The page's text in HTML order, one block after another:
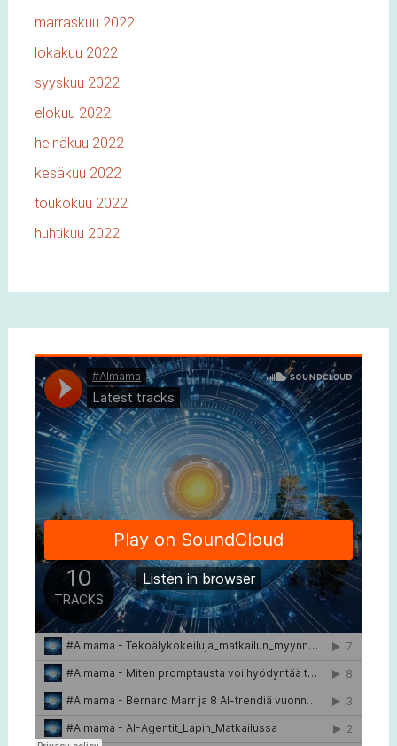
marraskuu 2022
lokakuu 2022
syyskuu 2022
elokuu 2022
heinäkuu 2022
kesäkuu 2022
toukokuu 2022
huhtikuu 2022